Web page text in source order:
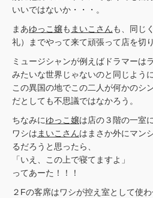
いいではないか・・・。
まあゆっこ嬢も まいこさんも、同じ
礼）までやって来て頑張って店を切
ミュージシャンが例えばドラマーは
みたいな世界じゃないのと同じように
この異国の地でこの二人が何かのシ
だとしても不思議ではなかろう。
ちなみにゆっこ嬢は店の３階の一室
ワシはまいこさんはまさか外にマン
るだろうと思ったら、
「いえ、この上で寝てますよ」
ってあーた！！！
２Fの客席はワシが控え室として使わ